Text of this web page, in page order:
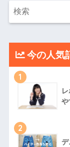
今の人気
1
や
2
デ